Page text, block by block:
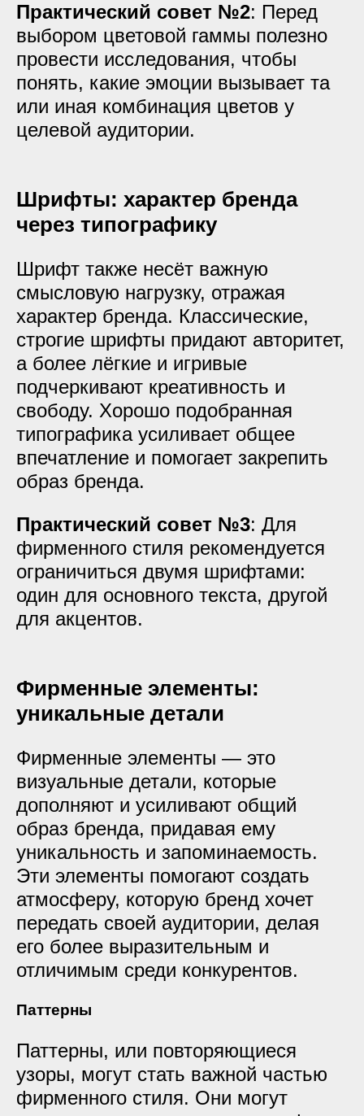
Практический совет №2: Перед
выбором цветовой гаммы полезно
провести исследования, чтобы
понять, какие эмоции вызывает та
или иная комбинация цветов у
целевой аудитории.
Шрифты: характер бренда
через типографику
Шрифт также несёт важную
смысловую нагрузку, отражая
характер бренда. Классические,
строгие шрифты придают авторитет,
а более лёгкие и игривые
подчеркивают креативность и
свободу. Хорошо подобранная
типографика усиливает общее
впечатление и помогает закрепить
образ бренда.
Практический совет №3: Для
фирменного стиля рекомендуется
ограничиться двумя шрифтами:
один для основного текста, другой
для акцентов.
Фирменные элементы:
уникальные детали
Фирменные элементы — это
визуальные детали, которые
дополняют и усиливают общий
образ бренда, придавая ему
уникальность и запоминаемость.
Эти элементы помогают создать
атмосферу, которую бренд хочет
передать своей аудитории, делая
его более выразительным и
отличимым среди конкурентов.
Паттерны
Паттерны, или повторяющиеся
узоры, могут стать важной частью
фирменного стиля. Они могут